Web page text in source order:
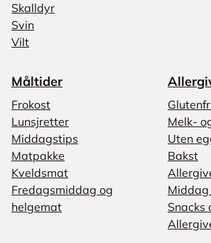
Skalldyr
Svin
Vilt
Måltider
Frokost
Lunsjretter
Middagstips
Matpakke
Kveldsmat
Fredagsmiddag og
helgemat
Melk-
Uten
Bakst
Snacks